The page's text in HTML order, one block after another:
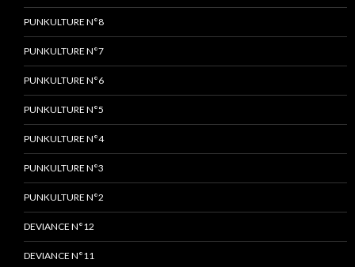
PUNKULTURE N°8
PUNKULTURE N°7
PUNKULTURE N°6
PUNKULTURE N°5
PUNKULTURE N°4
PUNKULTURE N°3
PUNKULTURE N°2
DEVIANCE N°12
DEVIANCE N°11